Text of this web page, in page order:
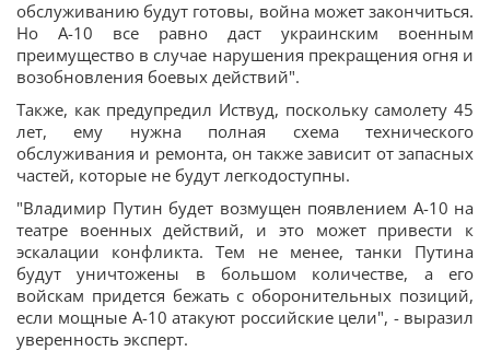
обслуживанию будут готовы, война может закончиться.
Но A-10 все равно даст украинским военным
преимущество в случае нарушения прекращения огня и
возобновления боевых действий".
Также, как предупредил Иствуд, поскольку самолету 45
лет, ему нужна полная схема технического
обслуживания и ремонта, он также зависит от запасных
частей, которые не будут легкодоступны.
"Владимир Путин будет возмущен появлением A-10 на
театре военных действий, и это может привести к
эскалации конфликта. Тем не менее, танки Путина
будут уничтожены в большом количестве, а его
войскам придется бежать с оборонительных позиций,
если мощные A-10 атакуют российские цели", - выразил
уверенность эксперт.